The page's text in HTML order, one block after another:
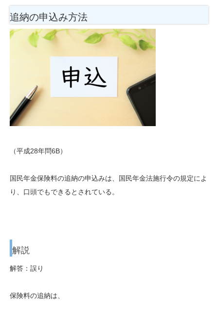
追納の申込み方法
（平成28年問6B）
国民年金保険料の追納の申込みは、国民年金法施行令の規定によ
り、口頭でもできるとされている。
解説
解答：誤り
保険料の追納は、